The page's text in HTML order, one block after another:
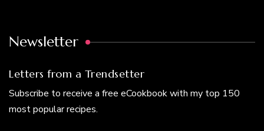
Newsletter
Letters from a Trendsetter
Subscribe to receive a free eCookbook with my top 150
most popular recipes.